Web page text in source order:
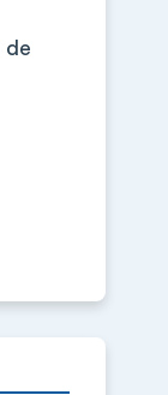
de